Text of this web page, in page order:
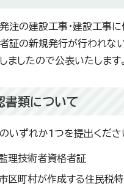
注の建設工事・建設工事
証の新規発行が行われな
ましたので公表いたします。
書類について
いずれか1つを提出くださ
理技術者資格者証
区町村が作成する住民税